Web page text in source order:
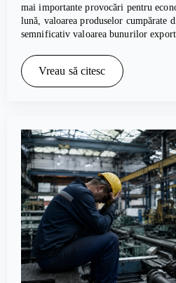
mai importante provocări pentru
lună, valoarea produselor cumpărate
semnificativ valoarea bunurilor
Vreau să citesc